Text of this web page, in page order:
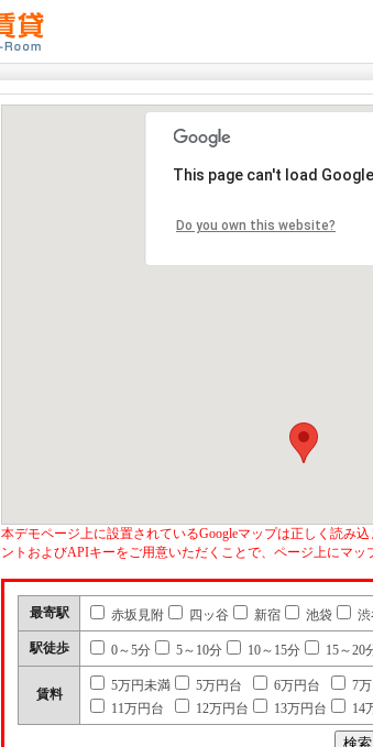
This page can't load
Do you own this website?
本デモページ上に設置されているGoogleマップは正しく読み
ントおよびAPIキーをご用意いただくことで、ページ上にマッ
最寄駅 赤坂見附 四ッ谷 新宿 池袋
駅徒歩 0～5分 5～10分 10～15分 15～20
賃料
5万円未満 5万円台 6万円台 7
11万円台
12万円台 13万円台 14